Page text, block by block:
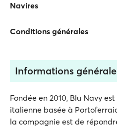
Navires
Conditions générales
Informations
Fondée en 2010, Blu Navy
italienne basée à
la compagnie est de